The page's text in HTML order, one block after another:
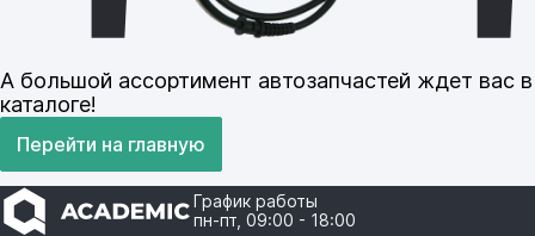
А большой ассортимент автозапчастей ждет вас в
каталоге!
Перейти на главную
График работы
пн-пт, 09:00 - 18:00